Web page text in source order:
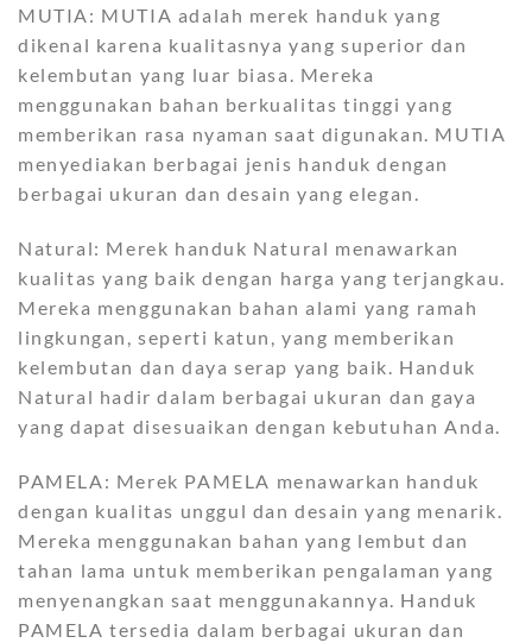
MUTIA: MUTIA adalah merek handuk yang
dikenal karena kualitasnya yang superior dan
kelembutan yang luar biasa. Mereka
menggunakan bahan berkualitas tinggi yang
memberikan rasa nyaman saat digunakan. MUTIA
menyediakan berbagai jenis handuk dengan
berbagai ukuran dan desain yang elegan.
Natural: Merek handuk Natural menawarkan
kualitas yang baik dengan harga yang terjangkau.
Mereka menggunakan bahan alami yang ramah
lingkungan, seperti katun, yang memberikan
kelembutan dan daya serap yang baik. Handuk
Natural hadir dalam berbagai ukuran dan gaya
yang dapat disesuaikan dengan kebutuhan Anda.
PAMELA: Merek PAMELA menawarkan handuk
dengan kualitas unggul dan desain yang menarik.
Mereka menggunakan bahan yang lembut dan
tahan lama untuk memberikan pengalaman yang
menyenangkan saat menggunakannya. Handuk
PAMELA tersedia dalam berbagai ukuran dan